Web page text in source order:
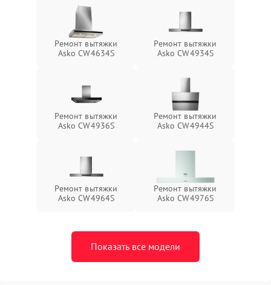
Ремонт вытяжки
Asko CW4634S
Ремонт вытяжки
Asko CW4934S
Ремонт вытяжки
Asko CW4936S
Ремонт вытяжки
Asko CW4944S
Ремонт вытяжки
Asko CW4964S
Ремонт вытяжки
Asko CW4976S
Показать все модели